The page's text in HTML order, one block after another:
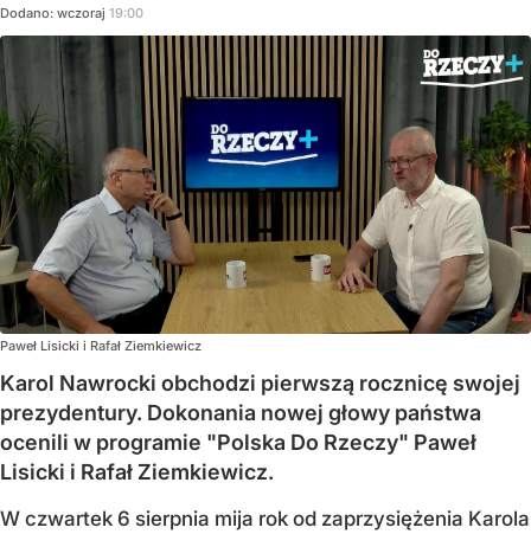
Dodano: wczoraj 19:00
Paweł Lisicki i Rafał Ziemkiewicz
Karol Nawrocki obchodzi pierwszą rocznicę swojej
prezydentury. Dokonania nowej głowy państwa
ocenili w programie "Polska Do Rzeczy" Paweł
Lisicki i Rafał Ziemkiewicz.
W czwartek 6 sierpnia mija rok od zaprzysiężenia Karola